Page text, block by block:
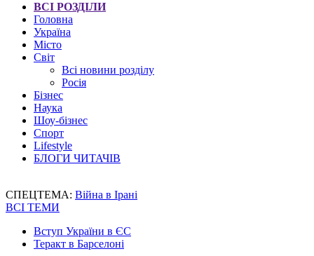
ВСІ РОЗДІЛИ
Головна
Україна
Місто
Світ
Всі новини розділу
Росія
Бізнес
Наука
Шоу-бізнес
Спорт
Lifestyle
БЛОГИ ЧИТАЧІВ
СПЕЦТЕМА: Війна в Ірані
ВСІ ТЕМИ
Вступ України в ЄС
Теракт в Барселоні